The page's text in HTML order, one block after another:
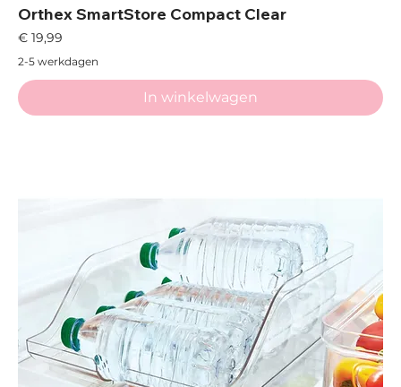
Orthex SmartStore Compact Clear
Prijs
€ 19,99
2-5 werkdagen
In winkelwagen